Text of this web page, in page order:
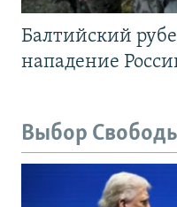
Балтийский
нападение
Выбор